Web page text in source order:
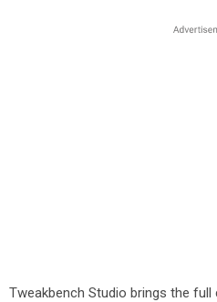
Tweakbench Studio brings the